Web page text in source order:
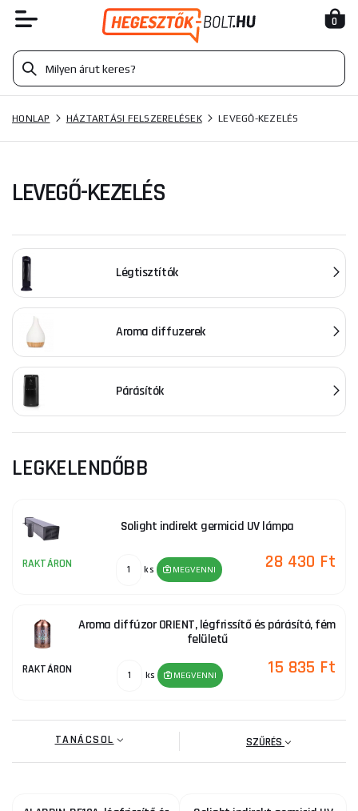
0
HONLAP HÁZTARTÁSI FELSZERELÉSEK LEVEGŐ-KEZELÉS
LEVEGŐ-KEZELÉS
Légtisztítók
Aroma diffuzerek
Párásítók
LEGKELENDŐBB
Solight indirekt germicid UV lámpa
RAKTÁRON ks MEGVENNI 28 430 Ft
Aroma diffúzor ORIENT, légfrissítő és párásító, fém
felületű
RAKTÁRON ks MEGVENNI 15 835 Ft
TANÁCSOL SZŰRÉS